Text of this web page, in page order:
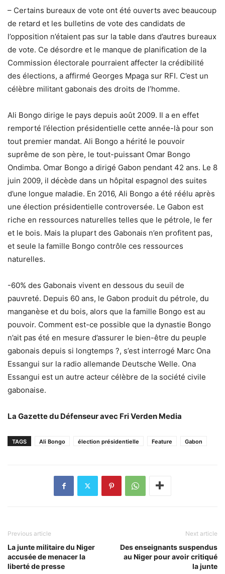
– Certains bureaux de vote ont été ouverts avec beaucoup
de retard et les bulletins de vote des candidats de
l’opposition n’étaient pas sur la table dans d’autres bureaux
de vote. Ce désordre et le manque de planification de la
Commission électorale pourraient affecter la crédibilité
des élections, a affirmé Georges Mpaga sur RFI. C’est un
célèbre militant gabonais des droits de l’homme.
Ali Bongo dirige le pays depuis août 2009. Il a en effet
remporté l’élection présidentielle cette année-là pour son
tout premier mandat. Ali Bongo a hérité le pouvoir
suprême de son père, le tout-puissant Omar Bongo
Ondimba. Omar Bongo a dirigé Gabon pendant 42 ans. Le 8
juin 2009, il décède dans un hôpital espagnol des suites
d’une longue maladie. En 2016, Ali Bongo a été réélu après
une élection présidentielle controversée. Le Gabon est
riche en ressources naturelles telles que le pétrole, le fer
et le bois. Mais la plupart des Gabonais n’en profitent pas,
et seule la famille Bongo contrôle ces ressources
naturelles.
-60% des Gabonais vivent en dessous du seuil de
pauvreté. Depuis 60 ans, le Gabon produit du pétrole, du
manganèse et du bois, alors que la famille Bongo est au
pouvoir. Comment est-ce possible que la dynastie Bongo
n’ait pas été en mesure d’assurer le bien-être du peuple
gabonais depuis si longtemps ?, s’est interrogé Marc Ona
Essangui sur la radio allemande Deutsche Welle. Ona
Essangui est un autre acteur célèbre de la société civile
gabonaise.
La Gazette du Défenseur avec Fri Verden Media
TAGS Ali Bongo élection présidentielle Feature Gabon
Previous article
La junte militaire du Niger
accusée de menacer la
liberté de presse
Next article
Des enseignants suspendus
au Niger pour avoir critiqué
la junte